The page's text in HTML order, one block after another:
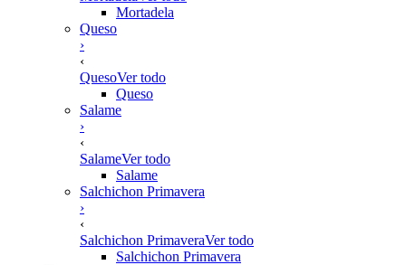
Mortadela
Queso
›
‹
QuesoVer todo
Queso
Salame
›
‹
SalameVer todo
Salame
Salchichon Primavera
›
‹
Salchichon PrimaveraVer todo
Salchichon Primavera